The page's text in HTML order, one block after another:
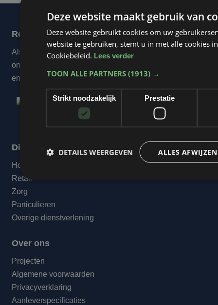
Rope Reclameproducties
Als erkend Si’Bon signbedrijf ontwerpen, produceren en
onderhouden wij jouw ultieme merkbeleving in binnen-
en buitenreclame door héél Nederland.
Diensten
Horeca & Leisure
Retail
Zorg
Particulieren
Overige dienstverlening
Over ons
Projecten
Algemene voorwaarden
Privacyverklaring
Aanleverspecificaties
Deze website maakt gebruik van
Deze website gebruikt cookies om uw
website te gebruiken, stemt u in met alle cookies
Cookiebeleid. Lees verder
TOON ALLE PARTNERS (1913) →
Strikt noodzakelijk Prestatie
ALLES AFWIJZEN
DETAILS WEERGEVEN